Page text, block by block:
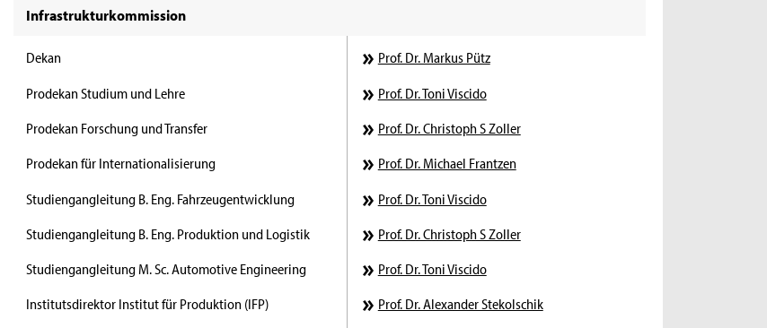
Infrastrukturkommission
Dekan
Prodekan Studium und Lehre
Prodekan Forschung und Transfer
Prodekan für Internationalisierung
Studiengangleitung B. Eng. Fahrzeugentwicklung
Studiengangleitung B. Eng. Produktion und Logistik
Studiengangleitung M. Sc. Automotive Engineering
Institutsdirektor Institut für Produktion (IFP)
Prof. Dr. Markus Pütz
Prof. Dr. Toni Viscido
Prof. Dr. Christoph S Zoller
Prof. Dr. Michael Frantzen
Prof. Dr. Toni Viscido
Prof. Dr. Christoph S Zoller
Prof. Dr. Toni Viscido
Prof. Dr. Alexander Stekolschik